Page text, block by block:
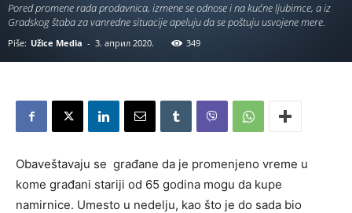
Pored promene rada prodavnica, izmene se odnose i na kućne ljubimce, a iz
Gradskog štaba za vanredne situacije apeluju da se poštuju usvojene mere.
Piše: Užice Media - 3. април 2020. 349
Obaveštavaju se građane da je promenjeno vreme u
kome građani stariji od 65 godina mogu da kupe
namirnice. Umesto u nedelju, kao što je do sada bio